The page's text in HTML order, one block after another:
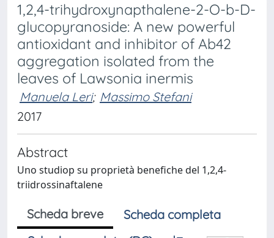
1,2,4-trihydroxynapthalene-2-O-b-D-
glucopyranoside: A new powerful
antioxidant and inhibitor of Ab42
aggregation isolated from the
leaves of Lawsonia inermis
Manuela Leri; Massimo Stefani
2017
Abstract
Uno studiop su proprietà benefiche del 1,2,4-
triidrossinaftalene
Scheda breve
Scheda completa